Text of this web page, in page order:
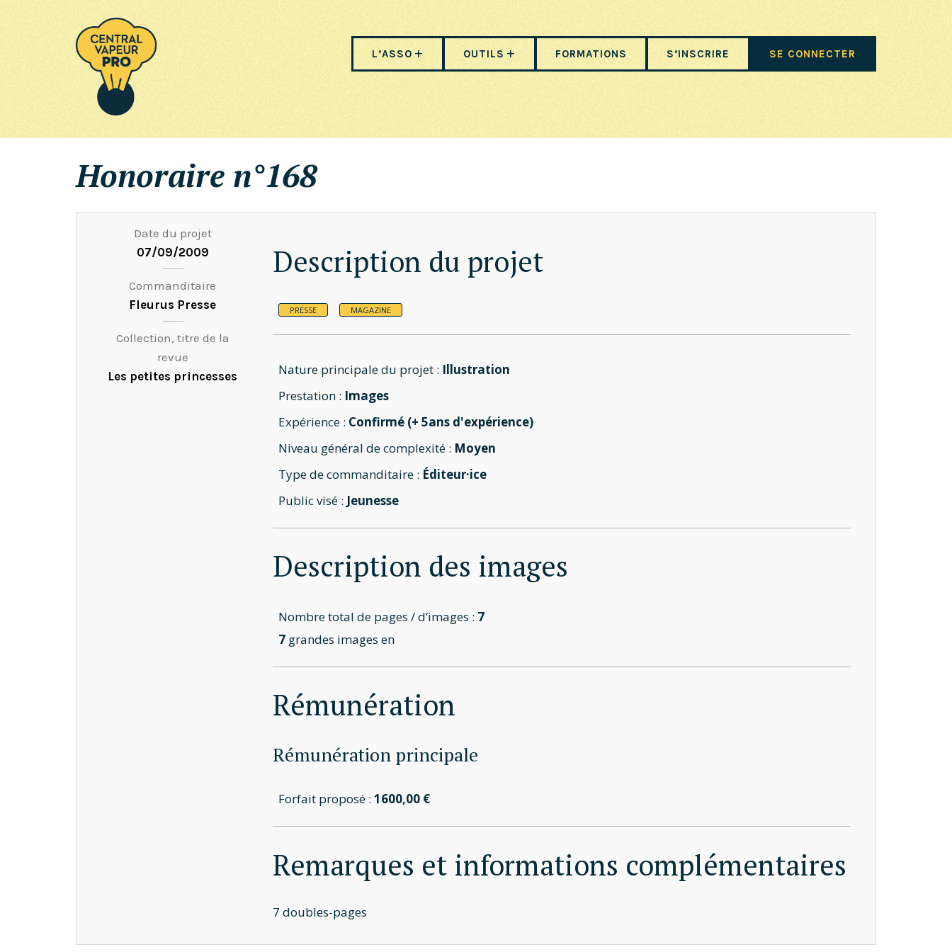
L’ASSO OUTILS FORMATIONS S’INSCRIRE SE CONNECTER
Honoraire n°168
Date du projet
07/09/2009
Commanditaire
Fleurus Presse
Collection, titre de la
revue
Les petites princesses
Description du projet
PRESSE MAGAZINE
Nature principale du projet : Illustration
Prestation : Images
Expérience : Confirmé (+ 5ans d'expérience)
Niveau général de complexité : Moyen
Type de commanditaire : Éditeur·ice
Public visé : Jeunesse
Description des images
Nombre total de pages / d’images : 7
7grandes images en
Rémunération
Rémunération principale
Forfait proposé : 1600,00 €
Remarques et informations complémentaires
7 doubles-pages